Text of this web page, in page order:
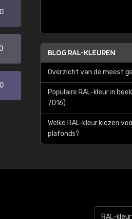
BLOG RAL-KLEUREN
Overzicht van de meest
Populaire RAL-kleur in
7016)
Welke RAL-kleur kiezen
plafonds?